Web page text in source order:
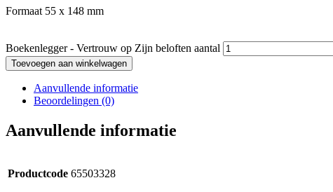
Formaat 55 x 148 mm
Boekenlegger - Vertrouw op Zijn beloften aantal
Toevoegen aan winkelwagen
Aanvullende informatie
Beoordelingen (0)
Aanvullende informatie
Productcode 65503328